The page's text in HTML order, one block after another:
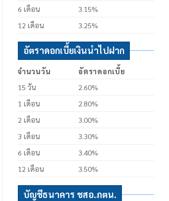
6 เดือน
3.15%
12 เดือน
3.25%
อัตราดอกเบี้ยเงินนำไปฝาก
จำนวนวัน
อัตราดอกเบี้ย
15 วัน
2.60%
1 เดือน
2.80%
2 เดือน
3.00%
3 เดือน
3.30%
6 เดือน
3.40%
12 เดือน
3.50%
บัญชีธนาคาร ชสอ.ภตน.